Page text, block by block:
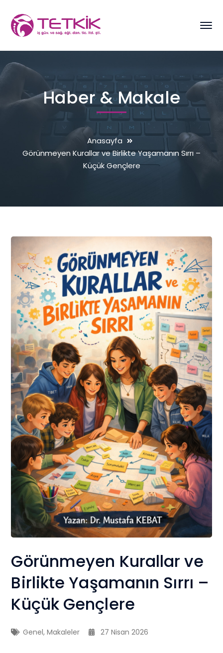
Haber & Makale
Anasayfa
Görünmeyen Kurallar ve Birlikte Yaşamanın Sırrı –
Küçük Gençlere
Görünmeyen Kurallar ve
Birlikte Yaşamanın Sırrı –
Küçük Gençlere
Genel,Makaleler 27 Nisan 2026